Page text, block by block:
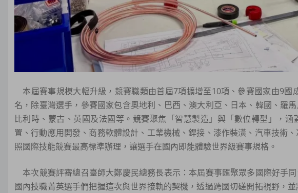
本屆賽事規模大幅升級，競賽職類由首屆7項擴增至10項、參賽國家由9國
名，除臺灣選手，參賽國家包含奧地利、巴西、澳大利亞、日本、韓國、羅
比利時、蒙古、英國及法國等。競賽聚焦「智慧製造」與「數位轉型」，
置、行動應用開發、商務軟體設計、工業機械、銲接、漆作裝潢、汽車技術
照國際技能競賽最高標準辦理，讓選手在國內即能體驗世界級賽事規格。
本次競賽評審總召臺師大鄭慶民總務長表示：本屆賽事匯聚眾多國際好手
國內技職菁英選手們把握這次與世界接軌的契機，透過跨國切磋開拓視野，